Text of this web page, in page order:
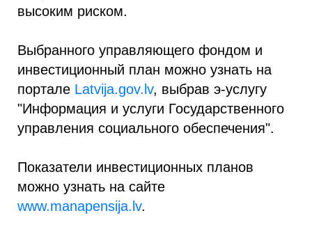
высоким риском.
Выбранного управляющего фондом и
инвестиционный план можно узнать на
портале Latvija.gov.lv, выбрав э-услугу
"Информация и услуги Государственного
управления социального обеспечения".
Показатели инвестиционных планов
можно узнать на сайте
www.manapensija.lv.